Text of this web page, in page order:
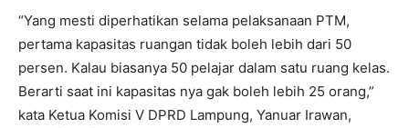
“Yang mesti diperhatikan selama pelaksanaan PTM,
pertama kapasitas ruangan tidak boleh lebih dari 50
persen. Kalau biasanya 50 pelajar dalam satu ruang kelas.
Berarti saat ini kapasitas nya gak boleh lebih 25 orang,”
kata Ketua Komisi V DPRD Lampung, Yanuar Irawan,